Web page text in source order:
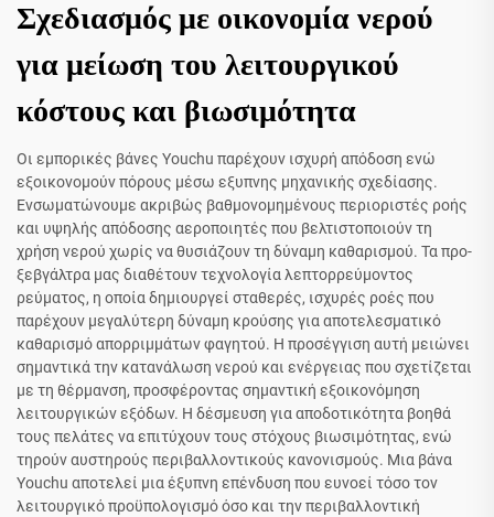
Σχεδιασμός με οικονομία νερού
για μείωση του λειτουργικού
κόστους και βιωσιμότητα
Οι εμπορικές βάνες Youchu παρέχουν ισχυρή απόδοση ενώ
εξοικονομούν πόρους μέσω εξυπνης μηχανικής σχεδίασης.
Ενσωματώνουμε ακριβώς βαθμονομημένους περιοριστές ροής
και υψηλής απόδοσης αεροποιητές που βελτιστοποιούν τη
χρήση νερού χωρίς να θυσιάζουν τη δύναμη καθαρισμού. Τα προ-
ξεβγάλτρα μας διαθέτουν τεχνολογία λεπτορρεύμοντος
ρεύματος, η οποία δημιουργεί σταθερές, ισχυρές ροές που
παρέχουν μεγαλύτερη δύναμη κρούσης για αποτελεσματικό
καθαρισμό απορριμμάτων φαγητού. Η προσέγγιση αυτή μειώνει
σημαντικά την κατανάλωση νερού και ενέργειας που σχετίζεται
με τη θέρμανση, προσφέροντας σημαντική εξοικονόμηση
λειτουργικών εξόδων. Η δέσμευση για αποδοτικότητα βοηθά
τους πελάτες να επιτύχουν τους στόχους βιωσιμότητας, ενώ
τηρούν αυστηρούς περιβαλλοντικούς κανονισμούς. Μια βάνα
Youchu αποτελεί μια έξυπνη επένδυση που ευνοεί τόσο τον
λειτουργικό προϋπολογισμό όσο και την περιβαλλοντική